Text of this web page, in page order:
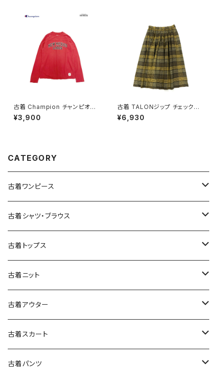
古着 Champion チャンピオン
NEW MEXICO LOBOS プリン
ト カットソー 長袖 Ｔシャツ 赤 (t
¥3,900
古着 TALONジップ チェック柄
コットン 膝丈 スカート 黄 (ba2
607010)
¥6,930
CATEGORY
古着ワンピース
古着長袖ワンピース
古着半袖ワンピース
古着ノースリーブワンピース
古着キャミソールワンピース
古着ベアトップワンピース
古着オールインワン
古着シャツ・ブラウス
古着長袖シャツ・ブラウス
古着半袖シャツ・ブラウス
古着ノースリーブシャツ・ブラウス
古着トップス
古着スウェット&パーカー
古着スウェット
古着パーカー
古着プルオーバー
古着長袖プルオーバー
古着半袖プルオーバー
古着Ｔシャツ
古着長袖Ｔシャツ
古着ベスト
古着ニット
古着セーター
古着カーディガン
古着半袖ニット
古着アウター
古着ライトジャケット
古着ライトコート
古着スカート
古着ロング丈スカート (丈76cm-)
古着パンツ